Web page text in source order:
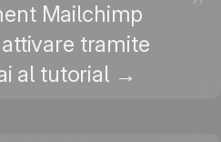
Mailchimp
tramite
al tutorial →